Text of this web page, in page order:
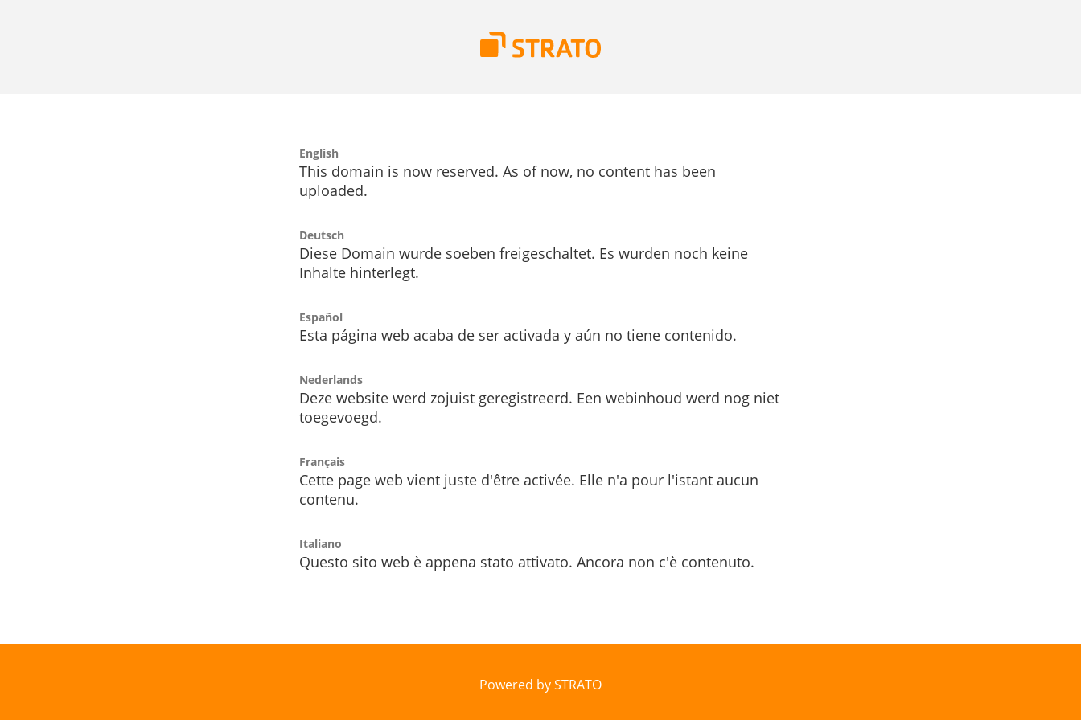
English
This domain is now reserved. As of now, no content has been
uploaded.
Deutsch
Diese Domain wurde soeben freigeschaltet. Es wurden noch keine
Inhalte hinterlegt.
Español
Esta página web acaba de ser activada y aún no tiene contenido.
Nederlands
Deze website werd zojuist geregistreerd. Een webinhoud werd nog niet
toegevoegd.
Français
Cette page web vient juste d'être activée. Elle n'a pour l'istant aucun
contenu.
Italiano
Questo sito web è appena stato attivato. Ancora non c'è contenuto.
Powered by STRATO